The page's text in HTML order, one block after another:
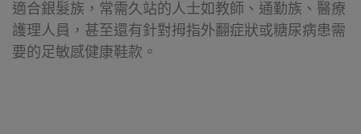
適合銀髮族，常需久站的人士如教師、通勤族、醫療
護理人員，甚至還有針對拇指外翻症狀或糖尿病患需
要的足敏感健康鞋款。